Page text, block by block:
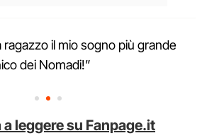
ragazzo il mio sogno più grande
dei Nomadi!”
leggere su Fanpage.it